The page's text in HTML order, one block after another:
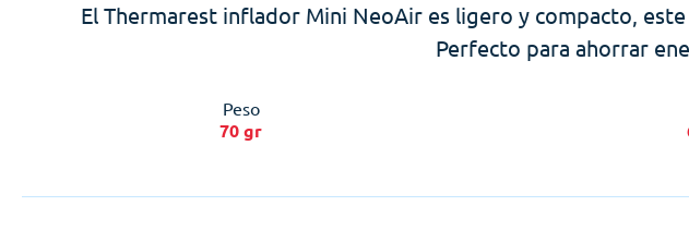
El Thermarest inflador Mini NeoAir es ligero y compacto,
Perfecto para ahorrar
Peso
70 gr